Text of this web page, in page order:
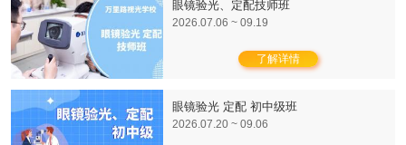
眼镜验光、定配技师班
2026.07.06 ~ 09.19
了解详情
眼镜验光 定配 初中级班
2026.07.20 ~ 09.06